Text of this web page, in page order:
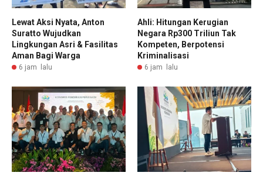
Lewat Aksi Nyata, Anton
Suratto Wujudkan
Lingkungan Asri & Fasilitas
Aman Bagi Warga
6 jam lalu
Ahli: Hitungan Kerugian
Negara Rp300 Triliun Tak
Kompeten, Berpotensi
Kriminalisasi
6 jam lalu